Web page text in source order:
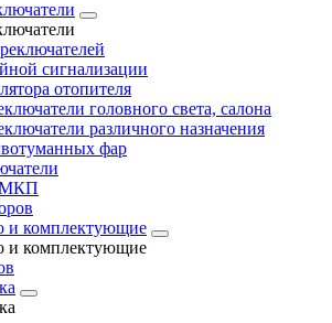
сигнализации
отопителя
головного света, салона
различного назначения
фар
и комплектующие
и комплектующие